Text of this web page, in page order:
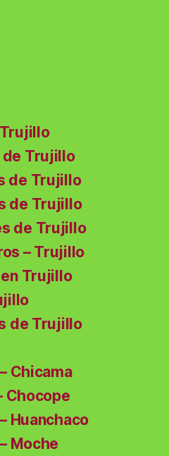
de Trujillo
de Trujillo
de Trujillo
de Trujillo
– Trujillo
Trujillo
de Trujillo
Chicama
Chocope
Huanchaco
Moche